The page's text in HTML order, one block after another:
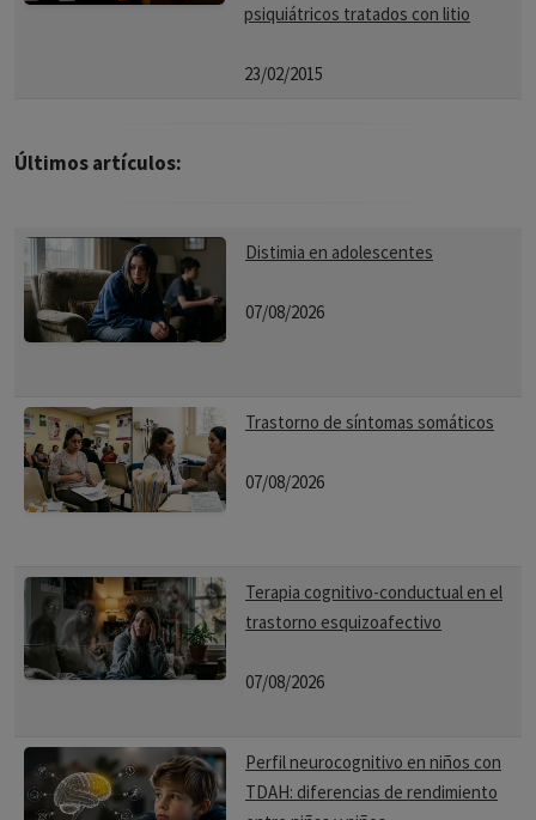
psiquiátricos tratados con litio
23/02/2015
Últimos artículos:
Distimia en adolescentes
07/08/2026
Trastorno de síntomas somáticos
07/08/2026
Terapia cognitivo-conductual en el
trastorno esquizoafectivo
07/08/2026
Perfil neurocognitivo en niños con
TDAH: diferencias de rendimiento